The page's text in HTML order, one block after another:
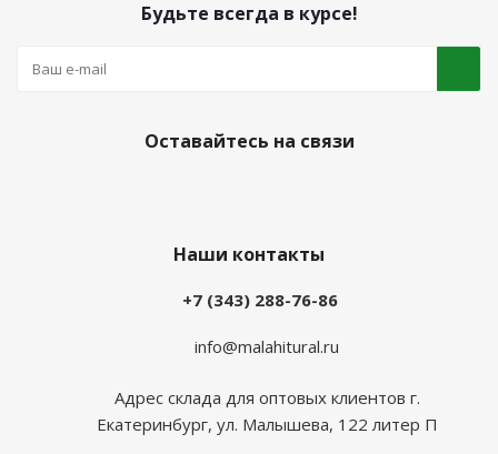
Будьте всегда в курсе!
Оставайтесь на связи
Наши контакты
+7 (343) 288-76-86
info@malahitural.ru
Адрес склада для оптовых клиентов г.
Екатеринбург, ул. Малышева, 122 литер П